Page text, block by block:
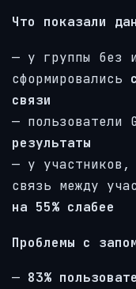
Что показали
— у группы без
сформировались
связи
— пользователи
результаты
— у участников,
связь между
на 55% слабее
Проблемы с
— 83%